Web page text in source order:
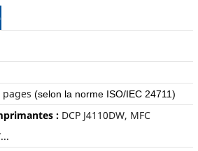
pages (selon la norme ISO/IEC 24711)
: DCP J4110DW, MFC